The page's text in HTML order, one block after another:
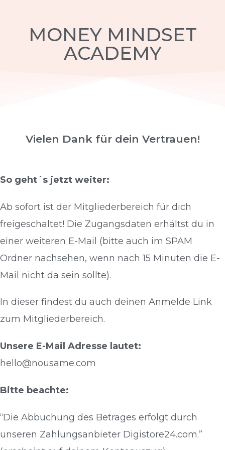
MONEY MINDSET
ACADEMY
Vielen Dank für dein Vertrauen!
So geht´s jetzt weiter:
Ab sofort ist der Mitgliederbereich für dich
freigeschaltet! Die Zugangsdaten erhältst du in
einer weiteren E-Mail (bitte auch im SPAM
Ordner nachsehen, wenn nach 15 Minuten die E-
Mail nicht da sein sollte).
In dieser findest du auch deinen Anmelde Link
zum Mitgliederbereich.
Unsere E-Mail Adresse lautet:
hello@nousame.com
Bitte beachte:
“Die Abbuchung des Betrages erfolgt durch
unseren Zahlungsanbieter Digistore24.com.”